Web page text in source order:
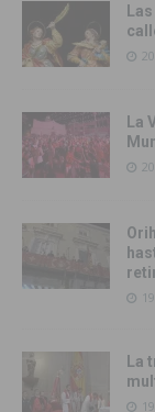
La
La